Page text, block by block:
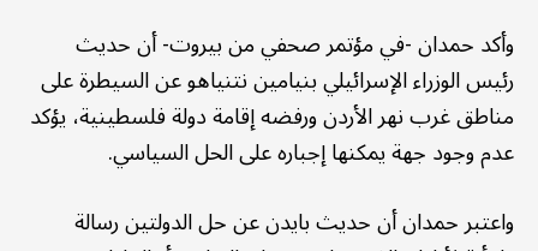
وأكد حمدان -في مؤتمر صحفي من بيروت- أن حديث
رئيس الوزراء الإسرائيلي بنيامين نتنياهو عن السيطرة على
مناطق غرب نهر الأردن ورفضه إقامة دولة فلسطينية، يؤكد
عدم وجود جهة يمكنها إجباره على الحل السياسي.
واعتبر حمدان أن حديث بايدن عن حل الدولتين رسالة